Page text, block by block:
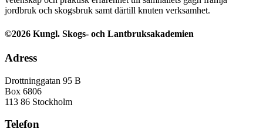
jordbruk och skogsbruk samt därtill knuten verksamhet.
©2026 Kungl. Skogs- och Lantbruksakademien
Adress
Drottninggatan 95 B
Box 6806
113 86 Stockholm
Telefon